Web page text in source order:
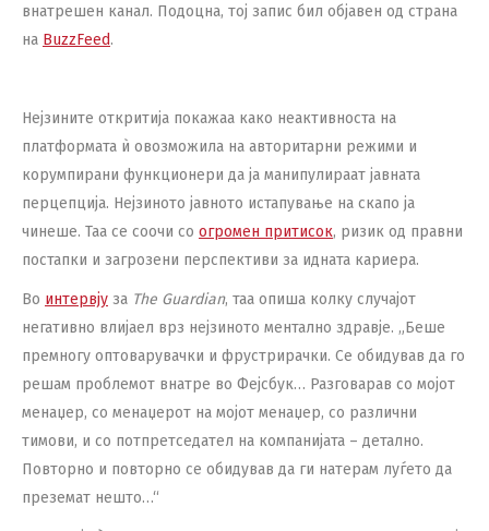
внатрешен канал. Подоцна, тој запис бил објавен од страна
на BuzzFeed.
Нејзините откритија покажаа како неактивноста на
платформата ѝ овозможила на авторитарни режими и
корумпирани функционери да ја манипулираат јавната
перцепција. Нејзиното јавното истапување на скапо ја
чинеше. Таа се соочи со огромен притисок, ризик од правни
постапки и загрозени перспективи за идната кариера.
Во интервју за The Guardian, таа опиша колку случајот
негативно влијаел врз нејзиното ментално здравје. „Беше
премногу оптоварувачки и фрустрирачки. Се обидував да го
решам проблемот внатре во Фејсбук… Разговарав со мојот
менаџер, со менаџерот на мојот менаџер, со различни
тимови, и со потпретседател на компанијата – детално.
Повторно и повторно се обидував да ги натерам луѓето да
преземат нешто…“